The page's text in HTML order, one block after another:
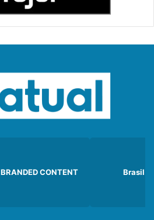
BRANDED CONTENT Brasil